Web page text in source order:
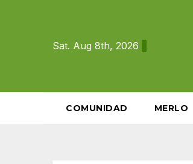
Sat. Aug 8th, 2026
COMUNIDAD MERLO